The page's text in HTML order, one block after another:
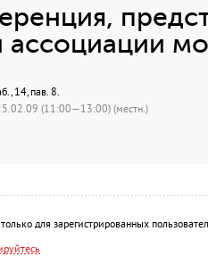
ассоциации
14, пав. 8.
25.02.09 (11:00—13:00) (местн.)
для зарегистрированных